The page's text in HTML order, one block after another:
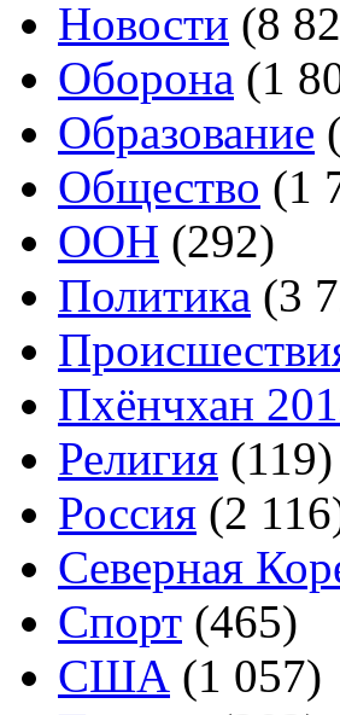
Новости (8
Оборона (1
Образование
Общество (1
ООН (292)
Политика (3
Пхёнчхан
Религия (119)
Россия (2
Северная
Спорт (465)
США (1 057)